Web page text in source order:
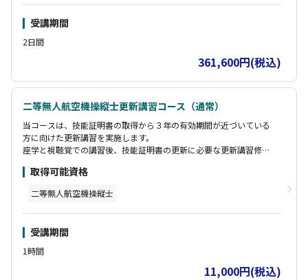
目視外、夜間に関しては基本が合格したのち、受講が可能になりま
【受講者様特典】
・SKYWALKERメルマガ会員
【受講者様特典】
・DIPSマニュアル 包括申請編配布
・DIPS2.0飛行計画通報マニュアル配布
・一年間コートレンタル無料
受講期間
2日間
361,600円(税込)
二等無人航空機操縦士更新講習コース（通常）
当コースは、技能証明書の取得から３年の有効期間が近づいている
方に向けた更新講習を実施します。
座学と視聴覚での講習後、技能証明書の更新に必要な更新講習修了
取得可能資格
二等無人航空機操縦士
受講期間
1時間
11,000円(税込)